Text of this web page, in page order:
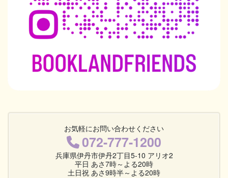
お気軽にお問い合わせください
072-777-1200
兵庫県伊丹市伊丹2丁目5-10 アリオ2
平日 あさ7時～よる20時
土日祝 あさ9時半～よる20時